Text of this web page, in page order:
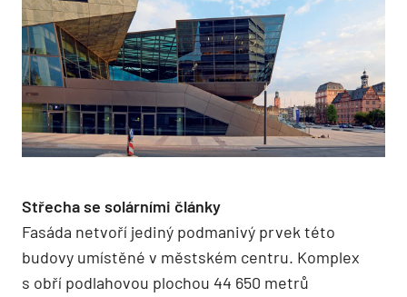
Střecha se solárními články
Fasáda netvoří jediný podmanivý prvek této
budovy umístěné v městském centru. Komplex
s obří podlahovou plochou 44 650 metrů